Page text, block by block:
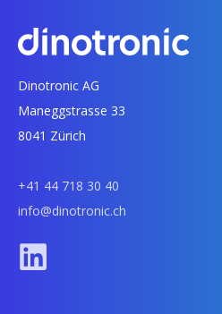
Dinotronic AG
Maneggstrasse 33
8041 Zürich
+41 44 718 30 40
info@dinotronic.ch